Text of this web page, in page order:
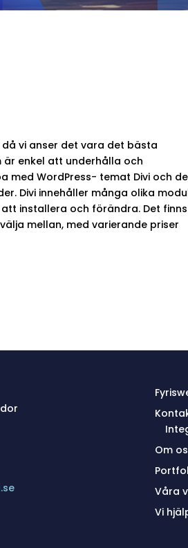
vi anser det vara det bästa
enkel att underhålla och
med WordPress- temat Divi och
Divi innehåller många olika
installera och förändra. Det finns
mellan, med varierande priser
Om
Våra
Vi